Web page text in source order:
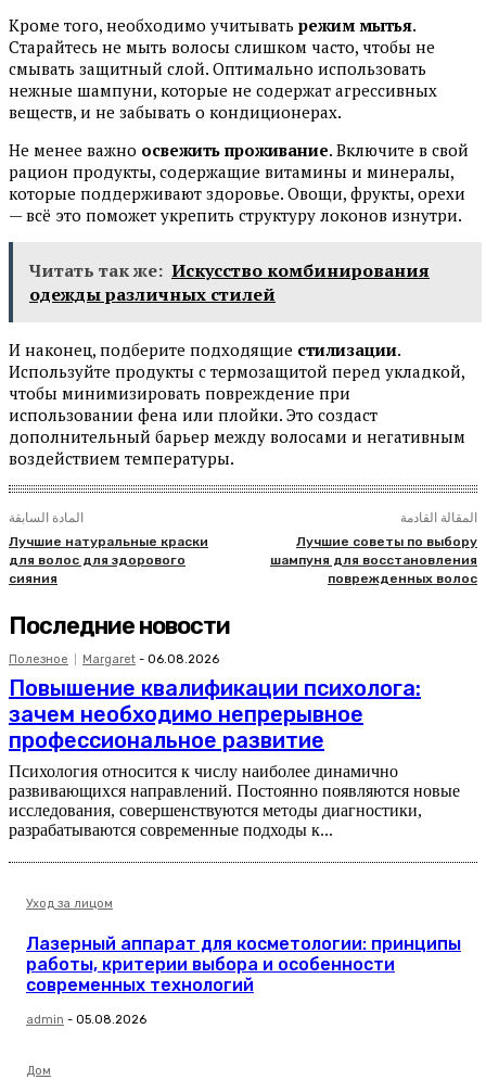
Кроме того, необходимо учитывать режим мытья.
Старайтесь не мыть волосы слишком часто, чтобы не
смывать защитный слой. Оптимально использовать
нежные шампуни, которые не содержат агрессивных
веществ, и не забывать о кондиционерах.
Не менее важно освежить проживание. Включите в свой
рацион продукты, содержащие витамины и минералы,
которые поддерживают здоровье. Овощи, фрукты, орехи
— всё это поможет укрепить структуру локонов изнутри.
Читать так же: Искусство комбинирования
одежды различных стилей
И наконец, подберите подходящие стилизации.
Используйте продукты с термозащитой перед укладкой,
чтобы минимизировать повреждение при
использовании фена или плойки. Это создаст
дополнительный барьер между волосами и негативным
воздействием температуры.
المادة السابقة
Лучшие натуральные краски
для волос для здорового
сияния
المقالة القادمة
Лучшие советы по выбору
шампуня для восстановления
поврежденных волос
Последние новости
Полезное Margaret - 06.08.2026
Повышение квалификации психолога:
зачем необходимо непрерывное
профессиональное развитие
Психология относится к числу наиболее динамично
развивающихся направлений. Постоянно появляются новые
исследования, совершенствуются методы диагностики,
разрабатываются современные подходы к...
Уход за лицом
Лазерный аппарат для косметологии: принципы
работы, критерии выбора и особенности
современных технологий
admin - 05.08.2026
Дом